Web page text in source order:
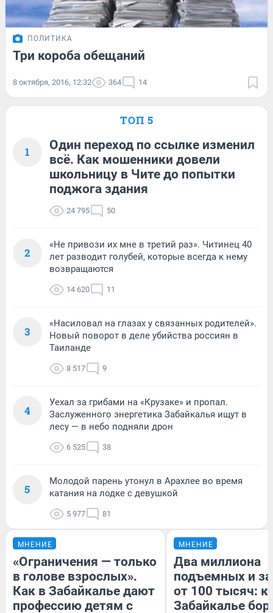
ПОЛИТИКА
Три короба обещаний
8 октября, 2016, 12:32 364 14
ТОП 5
1
Один переход по ссылке изменил
всё. Как мошенники довели
школьницу в Чите до попытки
поджога здания
24 795 50
2
«Не привози их мне в третий раз». Читинец 40
лет разводит голубей, которые всегда к нему
возвращаются
14 620 11
3
«Насиловал на глазах у связанных родителей».
Новый поворот в деле убийства россиян в
Таиланде
8 517 9
4
Уехал за грибами на «Крузаке» и пропал.
Заслуженного энергетика Забайкалья ищут в
лесу — в небо подняли дрон
6 525 38
5
Молодой парень утонул в Арахлее во время
катания на лодке с девушкой
5 977 81
МНЕНИЕ
«Ограничения — только
в голове взрослых».
Как в Забайкалье дают
профессию детям с
МНЕНИЕ
Два миллиона
подъемных и
от 100 тысяч:
Забайкалье